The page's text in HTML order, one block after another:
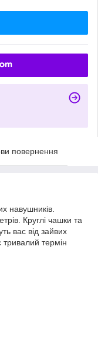
повернення
навушників.
Круглі чашки та
вас від зайвих
тривалий термін